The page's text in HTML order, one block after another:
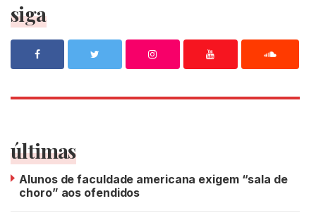
siga
últimas
Alunos de faculdade americana exigem “sala de
choro” aos ofendidos